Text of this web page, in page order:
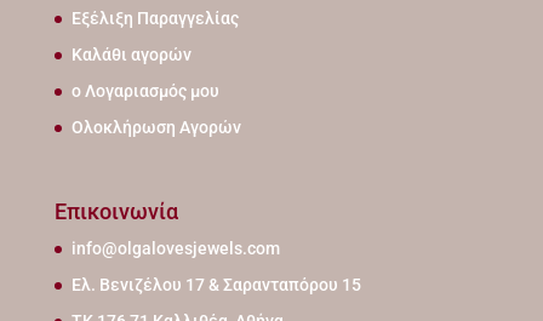
Εξέλιξη Παραγγελίας
Καλάθι αγορών
ο Λογαριασμός μου
Ολοκλήρωση Αγορών
Επικοινωνία
info@olgalovesjewels.com
Ελ. Βενιζέλου 17 & Σαρανταπόρου 15